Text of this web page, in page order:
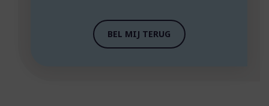
BEL MIJ TERUG